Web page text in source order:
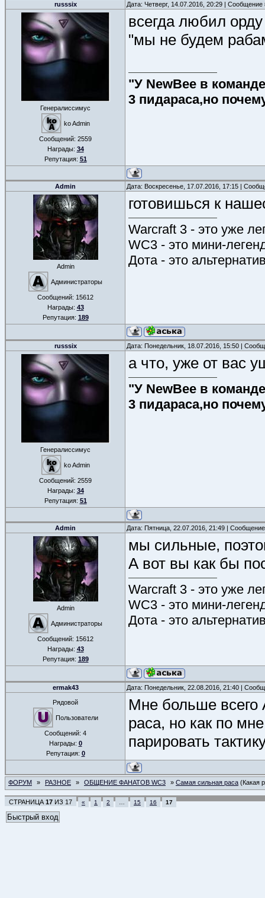
russsix Дата: Четверг, 14.07.2016, 20:29 |
Генералиссимус
ko Admin
Сообщений: 2559
Награды: 34
Репутация: 51
всегда любил орду
"мы не будем
"У NewBee в
3 пидараса,но
Admin Дата: Воскресенье, 17.07.2016, 17:15 |
Admin
Администраторы
Сообщений: 15612
Награды: 43
Репутация: 189
готовишься к
Warcraft 3 - это уже
WC3 - это мини-
Дота - это
russsix Дата: Понедельник, 18.07.2016, 15:50 |
Генералиссимус
ko Admin
Сообщений: 2559
Награды: 34
Репутация: 51
а что, уже от вас
"У NewBee в
3 пидараса,но
Admin Дата: Пятница, 22.07.2016, 21:49 |
Admin
Администраторы
Сообщений: 15612
Награды: 43
Репутация: 189
мы сильные,
А вот вы как бы
Warcraft 3 - это уже
WC3 - это мини-
Дота - это
ermak43 Дата: Понедельник, 22.08.2016, 21:40 |
Рядовой
Пользователи
Сообщений: 4
Награды: 0
Репутация: 0
Мне больше всего
раса, но как по
парировать
ФОРУМ » РАЗНОЕ » ОБЩЕНИЕ ФАНАТОВ WC3 » Самая сильная раса (Какая
СТРАНИЦА 17 ИЗ 17 « 1 2 15 16 17